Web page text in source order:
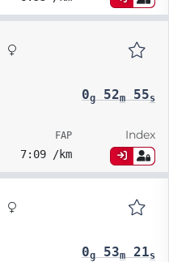
0g52m55s
FAP
7:09 /km
Index
0g53m21s